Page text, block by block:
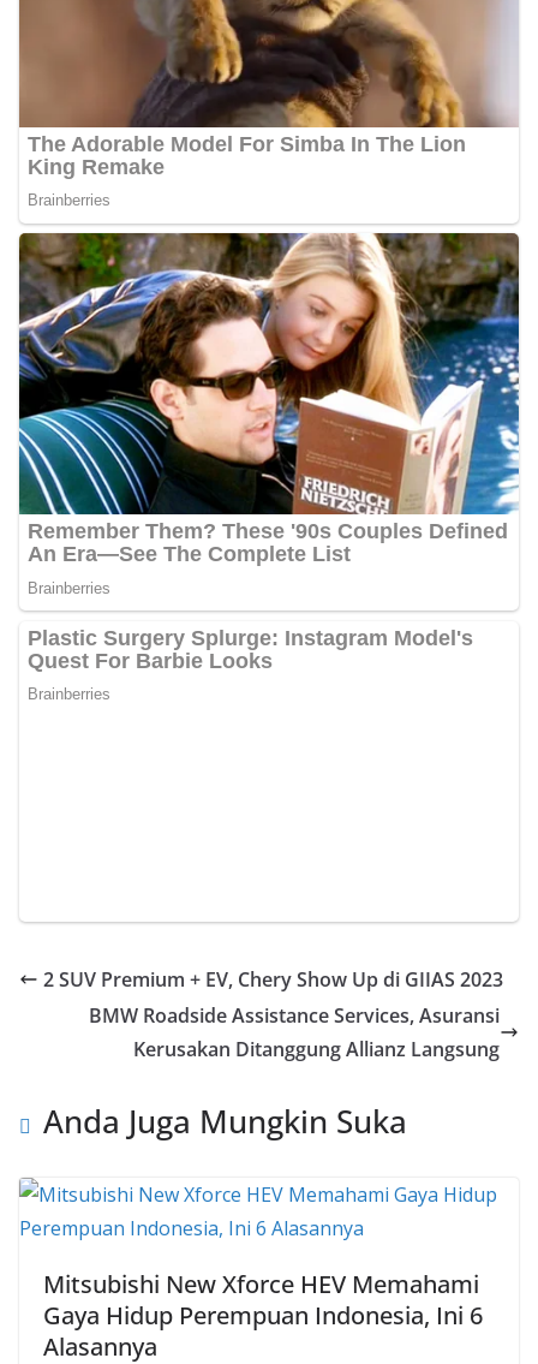
2 SUV Premium + EV, Chery Show Up di GIIAS 2023
BMW Roadside Assistance Services, Asuransi
Kerusakan Ditanggung Allianz Langsung
Anda Juga Mungkin Suka
Mitsubishi New Xforce HEV Memahami
Gaya Hidup Perempuan Indonesia, Ini 6
Alasannya